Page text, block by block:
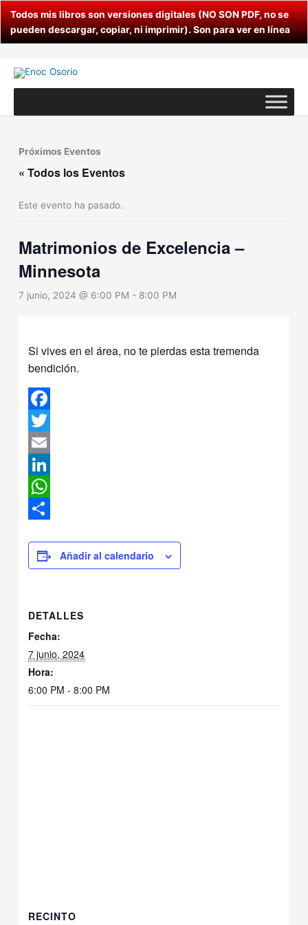
Todos mis libros son versiones digitales (NO SON PDF, no se
pueden descargar, copiar, ni imprimir). Son para ver en línea
Ir
al
contenido
Próximos Eventos
« Todos los Eventos
Este evento ha pasado.
Matrimonios de Excelencia –
Minnesota
7 junio, 2024 @ 6:00 PM - 8:00 PM
Si vives en el área, no te pierdas esta tremenda
bendición.
Facebook
Twitter
Email
LinkedIn
WhatsApp
Añadir al calendario
DETALLES
Fecha:
7 junio, 2024
Hora:
6:00 PM - 8:00 PM
RECINTO